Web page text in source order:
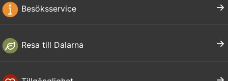
Besöksservice
Resa till Dalarna